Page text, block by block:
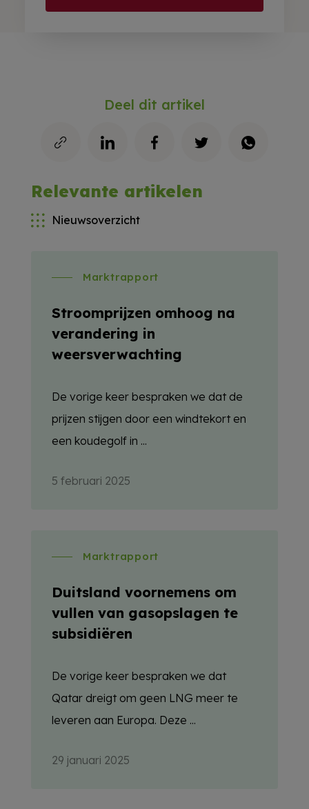
Deel dit artikel
Relevante artikelen
Nieuwsoverzicht
Marktrapport
Stroomprijzen omhoog na
verandering in
weersverwachting
De vorige keer bespraken we dat de
prijzen stijgen door een windtekort en
een koudegolf in ...
5 februari 2025
Marktrapport
Duitsland voornemens om
vullen van gasopslagen te
subsidiëren
De vorige keer bespraken we dat
Qatar dreigt om geen LNG meer te
leveren aan Europa. Deze ...
29 januari 2025